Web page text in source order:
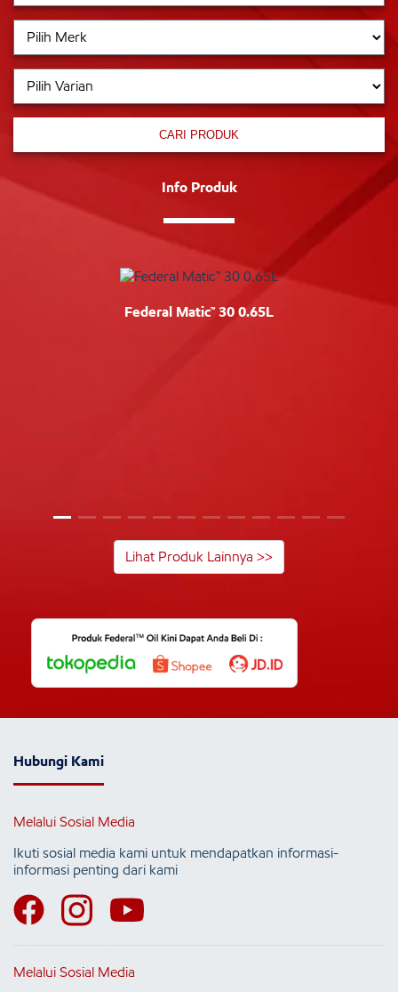
CARI PRODUK
Info Produk
Federal Matic™ 30 0.65L
Lihat Produk Lainnya >>
Hubungi Kami
Melalui Sosial Media
Ikuti sosial media kami untuk mendapatkan informasi-
informasi penting dari kami
Melalui Sosial Media